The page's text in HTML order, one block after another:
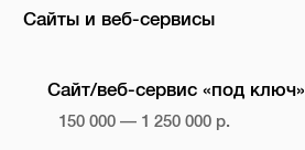
Сайты и веб-сервисы
Сайт/веб-сервис «под ключ»
150 000 — 1 250 000 р.